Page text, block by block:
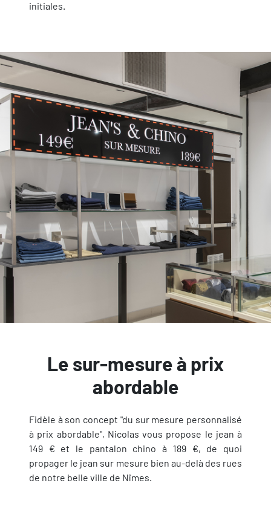
initiales.
Le sur-mesure à prix
abordable
Fidèle à son concept "du sur mesure personnalisé
à prix abordable", Nicolas vous propose le jean à
149 € et le pantalon chino à 189 €, de quoi
propager le jean sur mesure bien au-delà des rues
de notre belle ville de Nîmes.